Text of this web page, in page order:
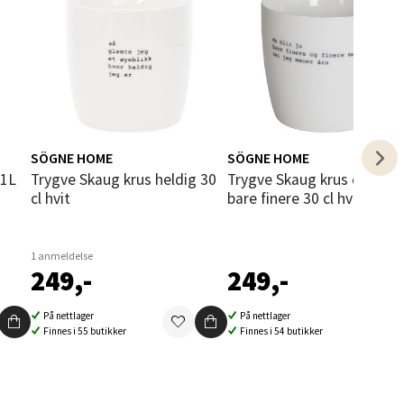
SÖGNE HOME
Trygve Skaug krus heldig 30
cl hvit
1 anmeldelse
249,-
På nettlager
Finnes i 55 butikker
SÖGNE HOME
Trygve Skaug krus du blir jo
bare finere 30 cl hvit
249,-
På nettlager
Finnes i 54 butikker